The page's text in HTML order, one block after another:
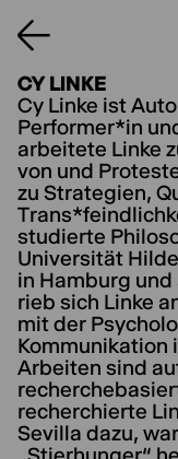
CY LINKE
Cy Linke ist
Performer*in
arbeitete Linke
von und
zu Strategien,
studierte
Universität
in Hamburg und
rieb sich Linke
mit der
Kommunikation
Arbeiten sind
recherchierte
Sevilla dazu,